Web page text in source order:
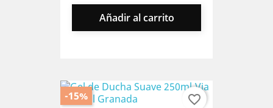
Añadir al carrito
-15% favorite_border